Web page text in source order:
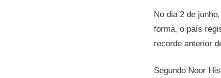
No dia 2 de
forma, o país
recorde anterior
Segundo Noor